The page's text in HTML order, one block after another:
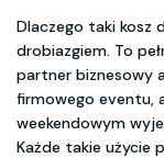
Dlaczego taki kosz
drobiazgiem. To
partner biznesowy
firmowego eventu,
weekendowym
Każde takie użycie